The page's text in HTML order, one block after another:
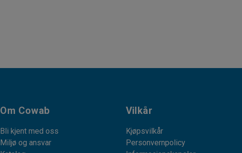
Om Cowab
Bli kjent med oss
Miljø og ansvar
Vilkår
Kjøpsvilkår
Personvernpolicy